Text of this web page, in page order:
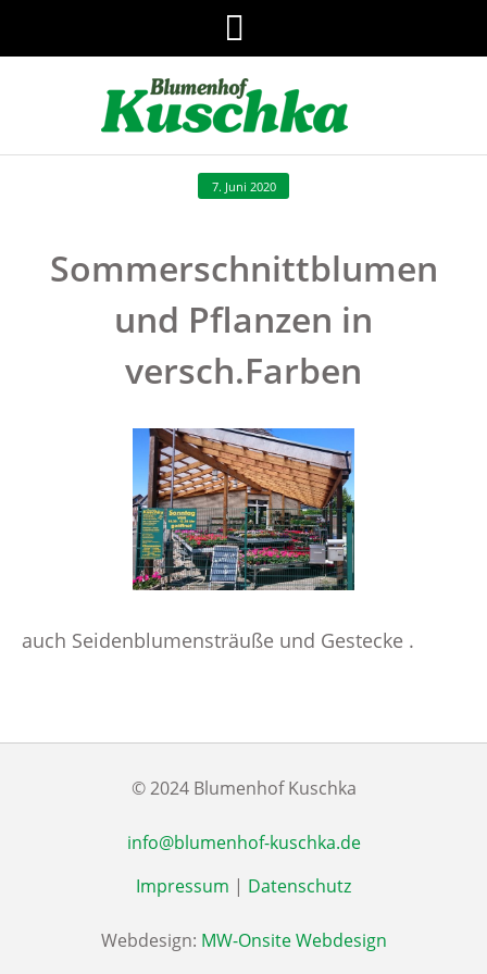
7. Juni 2020
Sommerschnittblumen
und Pflanzen in
versch.Farben
auch Seidenblumensträuße und Gestecke .
© 2024 Blumenhof Kuschka
info@blumenhof-kuschka.de
Impressum | Datenschutz
Webdesign: MW-Onsite Webdesign